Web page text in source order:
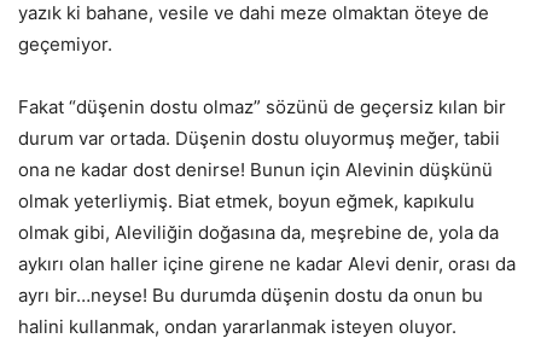
yazık ki bahane, vesile ve dahi meze olmaktan öteye de
geçemiyor.
Fakat “düşenin dostu olmaz” sözünü de geçersiz kılan bir
durum var ortada. Düşenin dostu oluyormuş meğer, tabii
ona ne kadar dost denirse! Bunun için Alevinin düşkünü
olmak yeterliymiş. Biat etmek, boyun eğmek, kapıkulu
olmak gibi, Aleviliğin doğasına da, meşrebine de, yola da
aykırı olan haller içine girene ne kadar Alevi denir, orası da
ayrı bir…neyse! Bu durumda düşenin dostu da onun bu
halini kullanmak, ondan yararlanmak isteyen oluyor.